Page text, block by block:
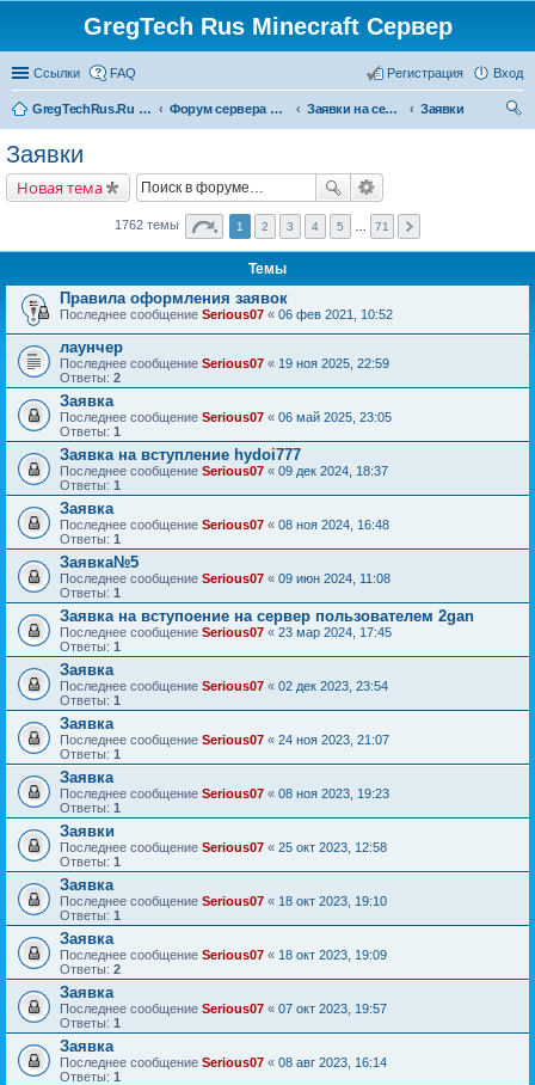
GregTech Rus Minecraft Сервер
Ссылки FAQ Вход
Регистрация
GregTechRus.Ru - На главную Форум сервера Minecraft Gregtech 1.7.10 Заявки на сервер GregTechRus
Заявки
Заявки
Новая тема
1762 темы 1 2 3 4 5 71
Темы
Правила оформления заявок
Последнее сообщение Serious07 « 06 фев 2021, 10:52
лаунчер
Последнее сообщение Serious07 « 19 ноя 2025, 22:59
Ответы: 2
Заявка
Последнее сообщение Serious07 « 06 май 2025, 23:05
Ответы: 1
Заявка на вступление hydoi777
Последнее сообщение Serious07 « 09 дек 2024, 18:37
Ответы: 1
Заявка
Последнее сообщение Serious07 « 08 ноя 2024, 16:48
Ответы: 1
Заявка№5
Последнее сообщение Serious07 « 09 июн 2024, 11:08
Ответы: 1
Заявка на вступоение на сервер пользователем 2gan
Последнее сообщение Serious07 « 23 мар 2024, 17:45
Ответы: 1
Заявка
Последнее сообщение Serious07 « 02 дек 2023, 23:54
Ответы: 1
Заявка
Последнее сообщение Serious07 « 24 ноя 2023, 21:07
Ответы: 1
Заявка
Последнее сообщение Serious07 « 08 ноя 2023, 19:23
Ответы: 1
Заявки
Последнее сообщение Serious07 « 25 окт 2023, 12:58
Ответы: 1
Заявка
Последнее сообщение Serious07 « 18 окт 2023, 19:10
Ответы: 1
Заявка
Последнее сообщение Serious07 « 18 окт 2023, 19:09
Ответы: 2
Заявка
Последнее сообщение Serious07 « 07 окт 2023, 19:57
Ответы: 1
Заявка
Последнее сообщение Serious07 « 08 авг 2023, 16:14
Ответы: 1